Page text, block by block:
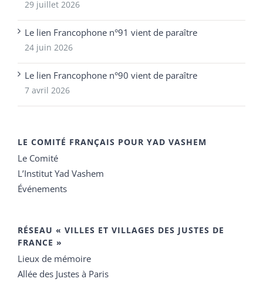
29 juillet 2026
Le lien Francophone n°91 vient de paraître
24 juin 2026
Le lien Francophone n°90 vient de paraître
7 avril 2026
LE COMITÉ FRANÇAIS POUR YAD VASHEM
Le Comité
L’Institut Yad Vashem
Événements
RÉSEAU « VILLES ET VILLAGES DES JUSTES DE
FRANCE »
Lieux de mémoire
Allée des Justes à Paris